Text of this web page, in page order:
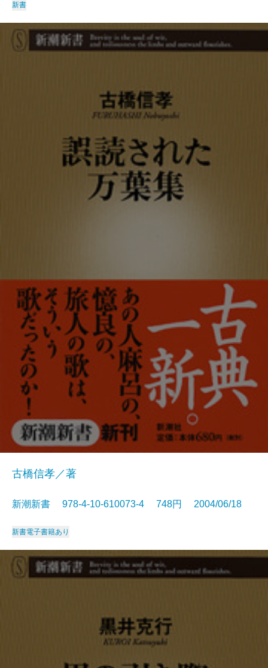
新書
古橋信孝／著
新潮新書 978-4-10-610073-4 748円 2004/06/18
新書電子書籍あり